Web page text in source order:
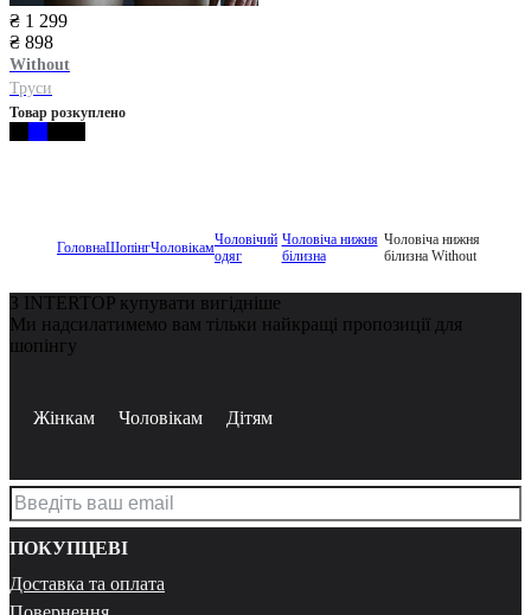
₴ 1 299
₴ 898
Without
Труси
Товар розкуплено
ГоловнаШопінгЧоловікамЧоловічий
одяг
Чоловіча нижня
білизна
Чоловіча нижня
білизна Without
З INTERTOP купувати вигідніше
Ми надсилатимемо вам тільки найкращі пропозиції для
шопінгу
Жінкам Чоловікам Дітям
ПОКУПЦЕВІ
Доставка та оплата